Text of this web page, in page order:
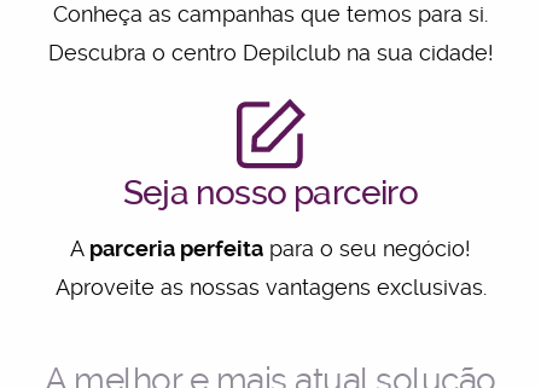
Conheça as campanhas que temos para si.
Descubra o centro Depilclub na sua cidade!
Seja nosso parceiro
A parceria perfeita para o seu negócio!
Aproveite as nossas vantagens exclusivas.